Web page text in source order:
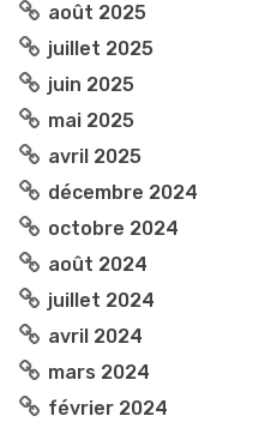
août 2025
juillet 2025
juin 2025
mai 2025
avril 2025
décembre 2024
octobre 2024
août 2024
juillet 2024
avril 2024
mars 2024
février 2024